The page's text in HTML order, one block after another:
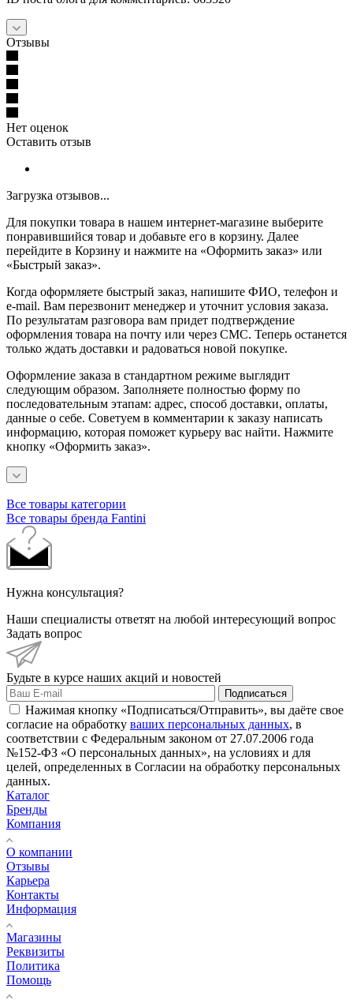
Отзывы
Нет оценок
Оставить отзыв
Загрузка отзывов...
Для покупки товара в нашем интернет-магазине выберите
понравившийся товар и добавьте его в корзину. Далее
перейдите в Корзину и нажмите на «Оформить заказ» или
«Быстрый заказ».
Когда оформляете быстрый заказ, напишите ФИО, телефон и
e-mail. Вам перезвонит менеджер и уточнит условия заказа.
По результатам разговора вам придет подтверждение
оформления товара на почту или через СМС. Теперь останется
только ждать доставки и радоваться новой покупке.
Оформление заказа в стандартном режиме выглядит
следующим образом. Заполняете полностью форму по
последовательным этапам: адрес, способ доставки, оплаты,
данные о себе. Советуем в комментарии к заказу написать
информацию, которая поможет курьеру вас найти. Нажмите
кнопку «Оформить заказ».
Все товары категории
Все товары бренда Fantini
Нужна консультация?
Наши специалисты ответят на любой интересующий вопрос
Задать вопрос
Будьте в курсе наших акций и новостей
Подписаться
Нажимая кнопку «Подписаться/Отправить», вы даёте свое
согласие на обработку ваших персональных данных, в
соответствии с Федеральным законом от 27.07.2006 года
№152-ФЗ «О персональных данных», на условиях и для
целей, определенных в Согласии на обработку персональных
данных.
Каталог
Бренды
Компания
О компании
Отзывы
Карьера
Контакты
Информация
Магазины
Реквизиты
Политика
Помощь